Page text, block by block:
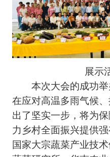
展示
本次大会的成功举
在应对高温多雨气候
出了坚实一步，将为
力乡村全面振兴提供
国家大宗蔬菜产业技